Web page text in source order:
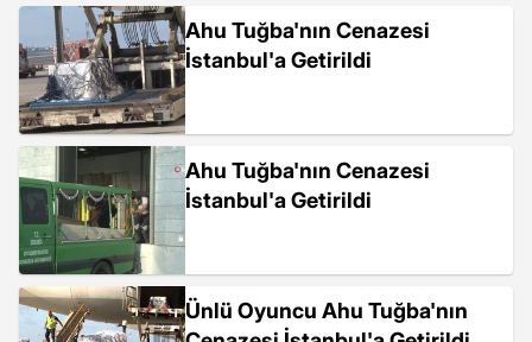
Ahu Tuğba'nın Cenazesi
İstanbul'a Getirildi
Ahu Tuğba'nın Cenazesi
İstanbul'a Getirildi
Ünlü Oyuncu Ahu Tuğba'nın